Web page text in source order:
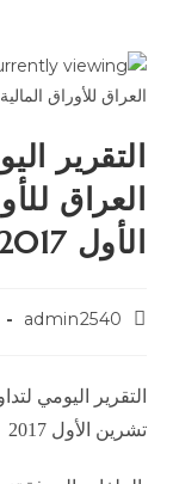
التقرير
الأول 2017
admin2540
تشرين الأول 2017